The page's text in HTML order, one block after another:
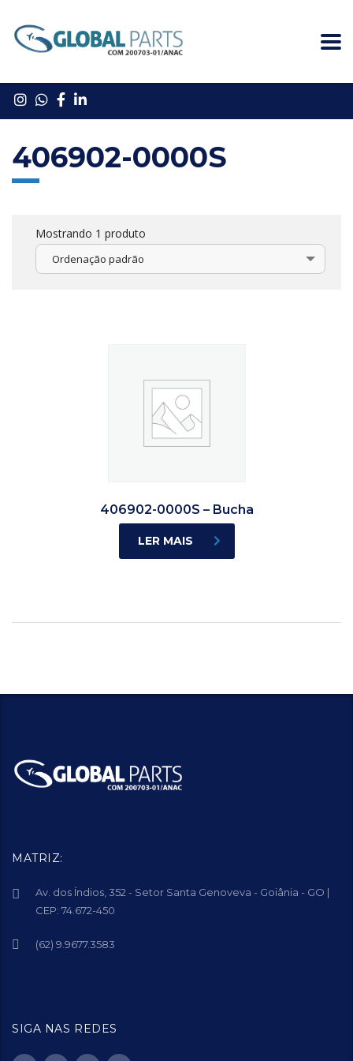
406902-0000S
Mostrando 1 produto
Ordenação padrão
406902-0000S – Bucha
LER MAIS
MATRIZ:
Av. dos Índios, 352 - Setor Santa Genoveva - Goiânia - GO |
CEP: 74.672-450
(62) 9.9677.3583
SIGA NAS REDES